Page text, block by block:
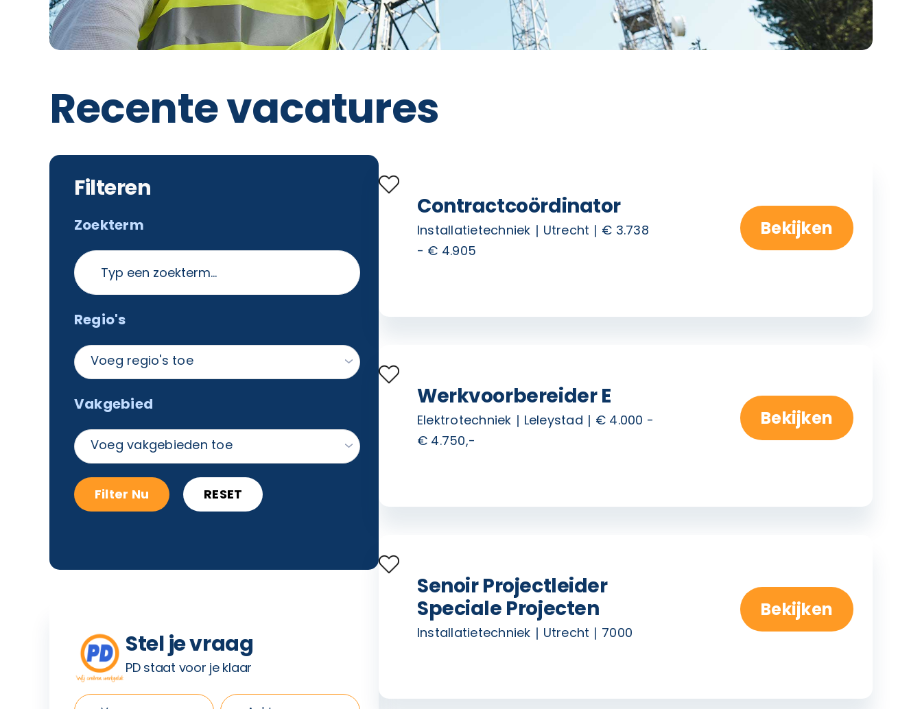
Recente vacatures
Filteren
Zoekterm
Regio's
Voeg regio's toe
Vakgebied
Voeg vakgebieden toe
Filter Nu RESET
Stel je vraag
PD staat voor je klaar
Contractcoördinator
Installatietechniek Utrecht
€ 3.738
- € 4.905
Bekijken
Werkvoorbereider E
Elektrotechniek Leleystad
€ 4.000 -
€ 4.750,-
Bekijken
Senoir Projectleider
Speciale Projecten
Installatietechniek Utrecht 7000
Bekijken